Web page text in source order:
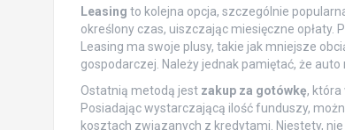
Leasing to kolejna opcja, szczególnie
określony czas, uiszczając miesięczne
Leasing ma swoje plusy, takie jak mniejsze
gospodarczej. Należy jednak pamiętać, że
Ostatnią metodą jest zakup za gotówkę,
Posiadając wystarczającą ilość funduszy,
kosztach związanych z kredytami. Niestety,